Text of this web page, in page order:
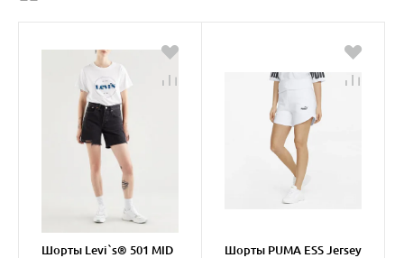
Шорты Levi`s® 501 MID
Шорты PUMA ESS Jersey